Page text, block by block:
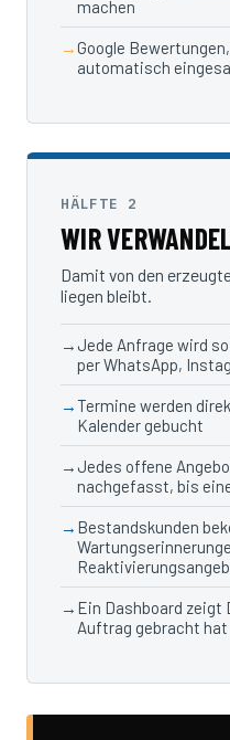
machen
Google
automatisch
HÄLFTE 2
WIR
Damit von den
liegen bleibt.
Jede Anfrage wird
per WhatsApp,
Termine werden
Kalender gebucht
Jedes offene
nachgefasst, bis
Bestandskunden
Ein Dashboard zeigt
Auftrag gebracht hat